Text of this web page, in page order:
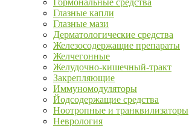
Гормональные средства
Глазные капли
Глазные мази
Дерматологические средства
Железосодержащие препараты
Желчегонные
Желудочно-кишечный-тракт
Закрепляющие
Иммуномодуляторы
Йодсодержащие средства
Ноотропные и транквилизаторы
Неврология